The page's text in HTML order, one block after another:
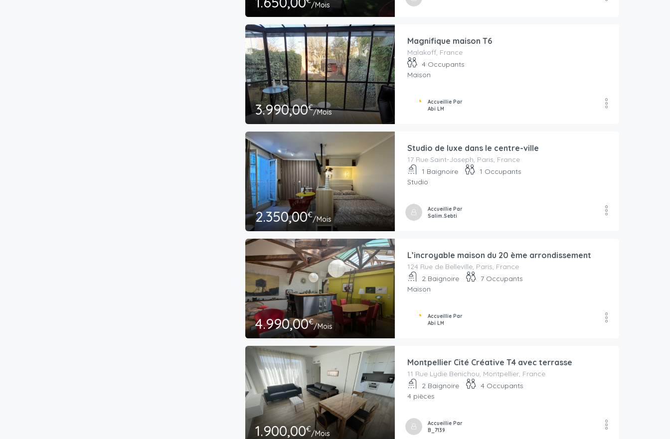
/Mois
3.990,00€/Mois
Magnifique maison T6
Malakoff, France
4 Occupants
Maison
Accueillie Par
Abi LM
2.350,00€/Mois
Studio de luxe dans le centre-ville
17 Rue Saint-Joseph, Paris, France
1 Baignoire 1 Occupants
Studio
Accueillie Par
Salim.Sebti
4.990,00€/Mois
L’incroyable maison du 20 ème arrondissement
124 Rue de Belleville, Paris, France
2 Baignoire 7 Occupants
Maison
Accueillie Par
Abi LM
1.900,00€/Mois
Montpellier Cité Créative T4 avec terrasse
11 Rue Lydie Benichou, Montpellier, France
2 Baignoire 4 Occupants
4 pièces
Accueillie Par
B_7139